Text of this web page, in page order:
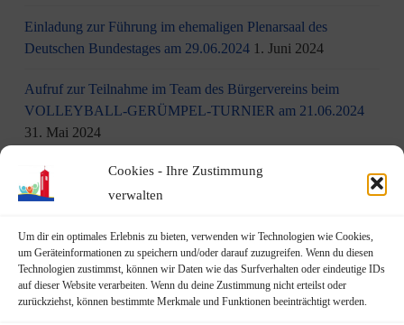
Cookies - Ihre Zustimmung
verwalten
Um dir ein optimales Erlebnis zu bieten, verwenden wir Technologien wie Cookies,
um Geräteinformationen zu speichern und/oder darauf zuzugreifen. Wenn du diesen
Technologien zustimmst, können wir Daten wie das Surfverhalten oder eindeutige IDs
auf dieser Website verarbeiten. Wenn du deine Zustimmung nicht erteilst oder
zurückziehst, können bestimmte Merkmale und Funktionen beeinträchtigt werden.
Einladung zur Führung im ehemaligen Plenarsaal des
Deutschen Bundestages am 29.06.2024 1. Juni 2024
Aufruf zur Teilnahme im Team des Bürgervereins beim
VOLLEYBALL-GERÜMPEL-TURNIER am 21.06.2024
31. Mai 2024
Familienfest der Feuerwehr am 16.06.2024
5-jähriges Jubiläum der Kita Rheindampfer 4. Mai 2024
Vereidigter Schiedsmann in Geislar: Ein Vermittler für den